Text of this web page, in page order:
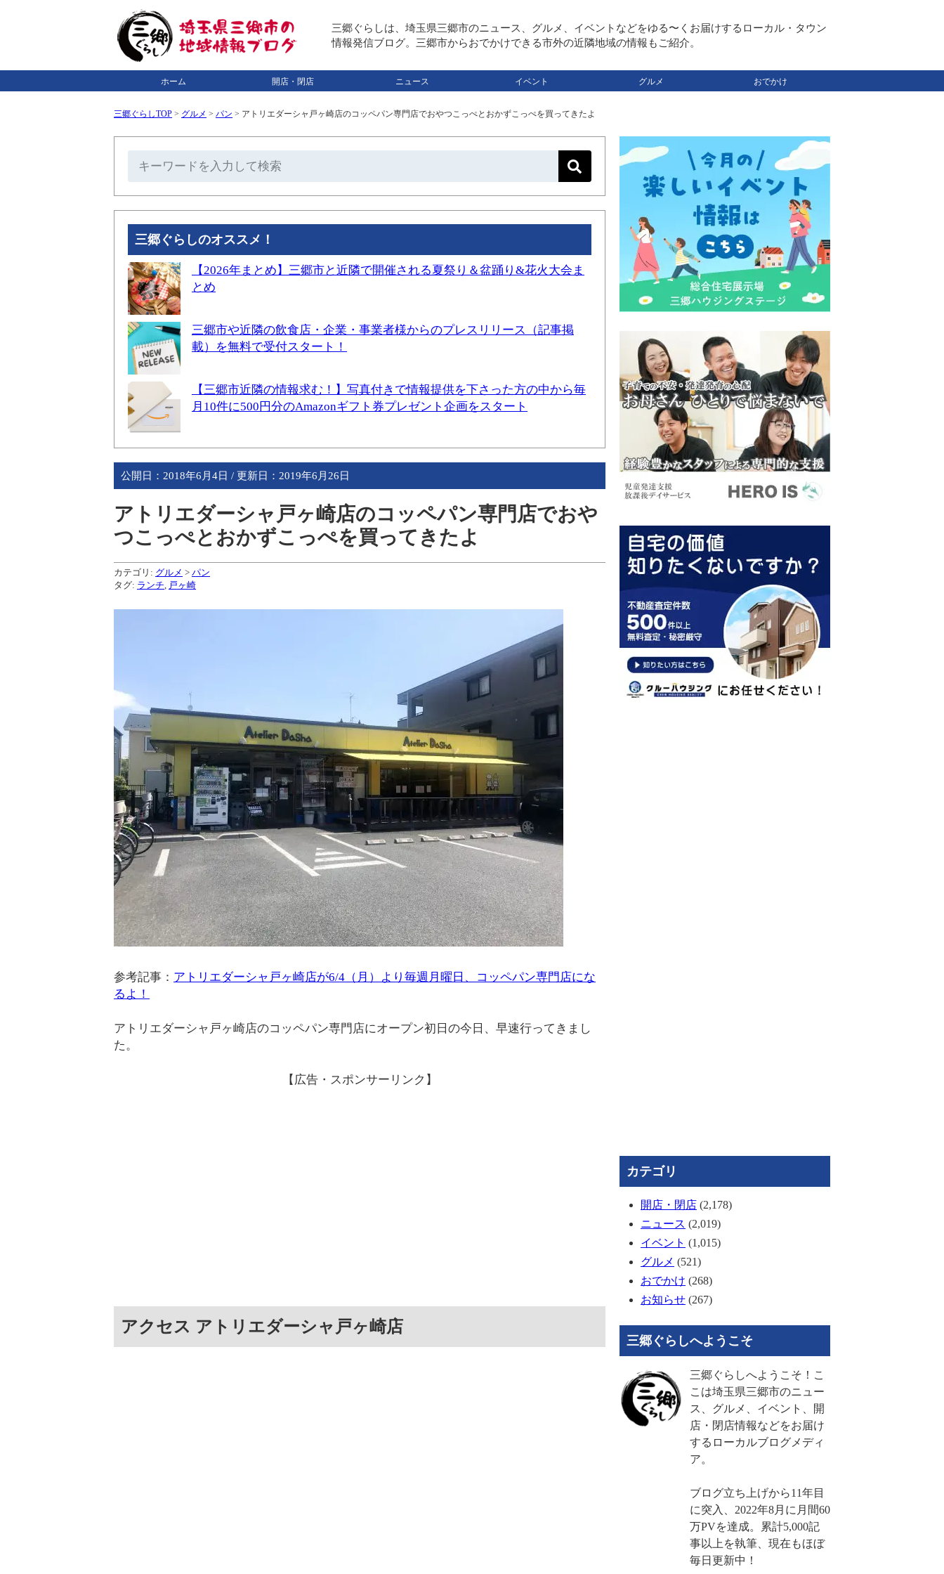
三郷ぐらしは、埼玉県三郷市のニュース、グルメ、イベントなどをゆる〜くお届けするローカル・タウン
情報発信ブログ。三郷市からおでかけできる市外の近隣地域の情報もご紹介。
ホーム 開店・閉店 ニュース イベント グルメ おでかけ
三郷ぐらしTOP > グルメ > パン > アトリエダーシャ戸ヶ崎店のコッペパン専門店でおやつこっぺとおかずこっぺを買ってきたよ
三郷ぐらしのオススメ！
【2026年まとめ】三郷市と近隣で開催される夏祭り＆盆踊り&花火大会ま
とめ
三郷市や近隣の飲食店・企業・事業者様からのプレスリリース（記事掲
載）を無料で受付スタート！
【三郷市近隣の情報求む！】写真付きで情報提供を下さった方の中から毎
月10件に500円分のAmazonギフト券プレゼント企画をスタート
公開日： 2018年6月4日 / 更新日： 2019年6月26日
アトリエダーシャ戸ヶ崎店のコッペパン専門店でおや
つこっぺとおかずこっぺを買ってきたよ
カテゴリ: グルメ > パン
タグ: ランチ 戸ヶ崎
参考記事： アトリエダーシャ戸ヶ崎店が6/4（月）より毎週月曜日、コッペパン専門店にな
るよ！
アトリエダーシャ戸ヶ崎店のコッペパン専門店にオープン初日の今日、早速行ってきまし
た。
【広告・スポンサーリンク】
アクセス アトリエダーシャ戸ヶ崎店
カテゴリ
開店・閉店 (2,178)
ニュース (2,019)
イベント (1,015)
グルメ (521)
おでかけ (268)
お知らせ (267)
三郷ぐらしへようこそ
三郷ぐらしへようこそ！こ
こは埼玉県三郷市のニュー
ス、グルメ、イベント、開
店・閉店情報などをお届け
するローカルブログメディ
ア。
ブログ立ち上げから11年目
に突入、2022年8月に月間60
万PVを達成。累計5,000記
事以上を執筆、現在もほぼ
毎日更新中！